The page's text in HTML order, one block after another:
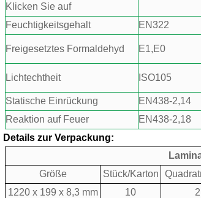
Klicken Sie auf
Feuchtigkeitsgehalt
EN322
Freigesetztes Formaldehyd E1,E0
Lichtechtheit ISO105
Statische Einrückung
EN438-2,14
Reaktion auf Feuer
EN438-2,18
Details zur Verpackung:
Größe
Stück/Karton
1220 x 199 x 8,3 mm
10